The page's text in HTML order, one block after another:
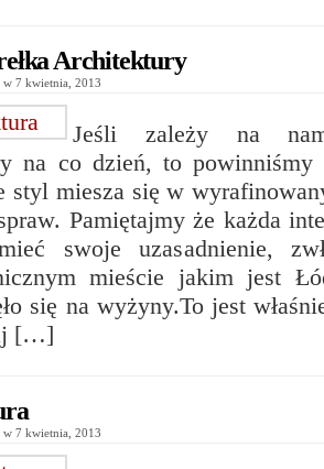
Architektury
w 7 kwietnia, 2013
Jeśli zależy na
na co dzień, to powinniśmy
styl miesza się w
Pamiętajmy że każda
swoje uzasadnienie,
mieście jakim jest
się na wyżyny.To jest
[…]
w 7 kwietnia, 2013